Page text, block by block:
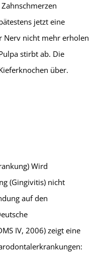
jetzt eine
Nerv nicht mehr erholen
stirbt ab. Die
über.
Wird
(Gingivitis) nicht
auf den
IV, 2006) zeigt eine